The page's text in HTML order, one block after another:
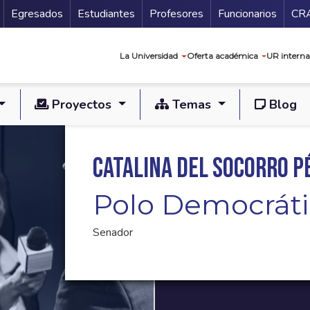
Secundario
Egresados Estudiantes Profesores Funcionarios
La Universidad Oferta académica UR
Proyectos Temas Blog
Catalina del Socorro
Polo
Senador